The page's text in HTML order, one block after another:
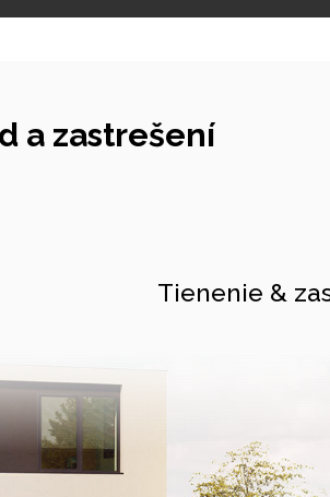
a zastrešení
Tienenie &